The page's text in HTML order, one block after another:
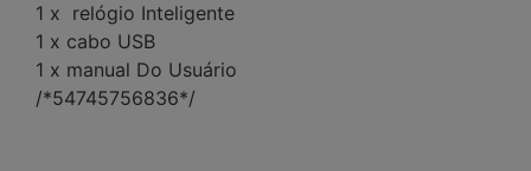
1 x relógio Inteligente
1 x cabo USB
1 x manual Do Usuário
/*54745756836*/